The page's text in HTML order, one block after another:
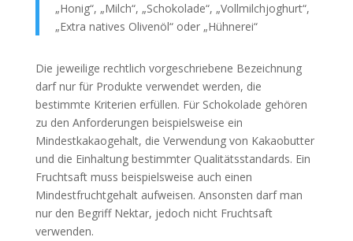
„Honig“, „Milch“, „Schokolade“, „Vollmilchjoghurt“,
„Extra natives Olivenöl“ oder „Hühnerei“
Die jeweilige rechtlich vorgeschriebene Bezeichnung
darf nur für Produkte verwendet werden, die
bestimmte Kriterien erfüllen. Für Schokolade gehören
zu den Anforderungen beispielsweise ein
Mindestkakaogehalt, die Verwendung von Kakaobutter
und die Einhaltung bestimmter Qualitätsstandards. Ein
Fruchtsaft muss beispielsweise auch einen
Mindestfruchtgehalt aufweisen. Ansonsten darf man
nur den Begriff Nektar, jedoch nicht Fruchtsaft
verwenden.